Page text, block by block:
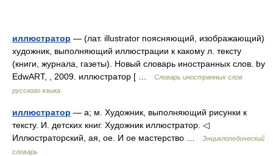
иллюстратор — (лат. illustrator поясняющий, изображающий)
художник, выполняющий иллюстрации к какому л. тексту
(книги, журнала, газеты). Новый словарь иностранных слов. by
EdwART, , 2009. иллюстратор [ …
Словарь иностранных слов
русского языка
иллюстратор — а; м. Художник, выполняющий рисунки к
тексту. И. детских книг. Художник иллюстратор. ◁
Иллюстраторский, ая, ое. И ое мастерство …
Энциклопедический
словарь